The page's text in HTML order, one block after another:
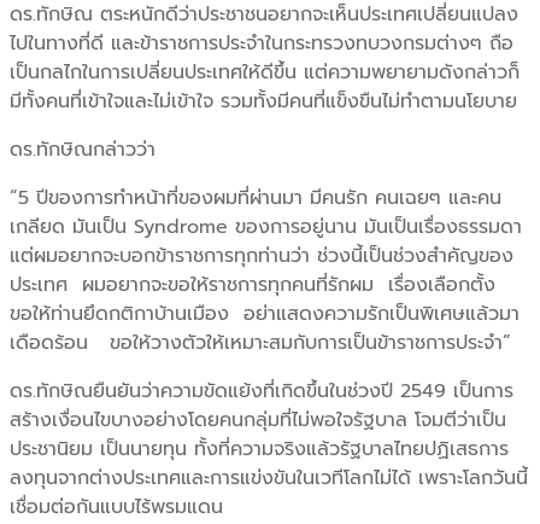
ดร.ทักษิณ ตระหนักดีว่าประชาชนอยากจะเห็นประเทศเปลี่ยนแปลง
ไปในทางที่ดี และข้าราชการประจำในกระทรวงทบวงกรมต่างๆ ถือ
เป็นกลไกในการเปลี่ยนประเทศให้ดีขึ้น แต่ความพยายามดังกล่าวก็
มีทั้งคนที่เข้าใจและไม่เข้าใจ รวมทั้งมีคนที่แข็งขืนไม่ทำตามนโยบาย
ดร.ทักษิณกล่าวว่า
“5 ปีของการทำหน้าที่ของผมที่ผ่านมา มีคนรัก คนเฉยๆ และคน
เกลียด มันเป็น Syndrome ของการอยู่นาน มันเป็นเรื่องธรรมดา
แต่ผมอยากจะบอกข้าราชการทุกท่านว่า ช่วงนี้เป็นช่วงสำคัญของ
ประเทศ ผมอยากจะขอให้ราชการทุกคนที่รักผม เรื่องเลือกตั้ง
ขอให้ท่านยึดกติกาบ้านเมือง อย่าแสดงความรักเป็นพิเศษแล้วมา
เดือดร้อน ขอให้วางตัวให้เหมาะสมกับการเป็นข้าราชการประจำ”
ดร.ทักษิณยืนยันว่าความขัดแย้งที่เกิดขึ้นในช่วงปี 2549 เป็นการ
สร้างเงื่อนไขบางอย่างโดยคนกลุ่มที่ไม่พอใจรัฐบาล โจมตีว่าเป็น
ประชานิยม เป็นนายทุน ทั้งที่ความจริงแล้วรัฐบาลไทยปฏิเสธการ
ลงทุนจากต่างประเทศและการแข่งขันในเวทีโลกไม่ได้ เพราะโลกวันนี้
เชื่อมต่อกันแบบไร้พรมแดน